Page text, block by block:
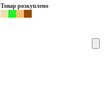
Товар розкуплено